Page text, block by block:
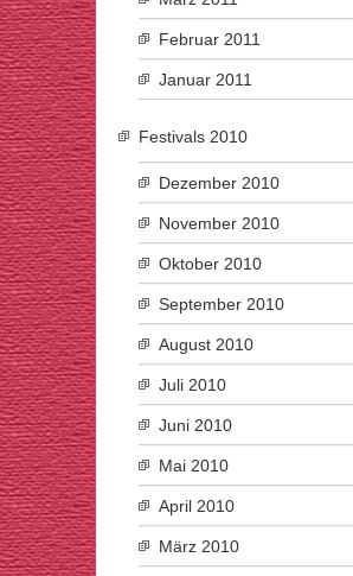
Februar 2011
Januar 2011
Festivals 2010
Dezember 2010
November 2010
Oktober 2010
September 2010
August 2010
Juli 2010
Juni 2010
Mai 2010
April 2010
März 2010